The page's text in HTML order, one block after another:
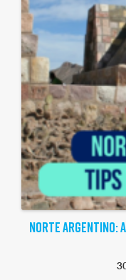
NORTE ARGENTINO: